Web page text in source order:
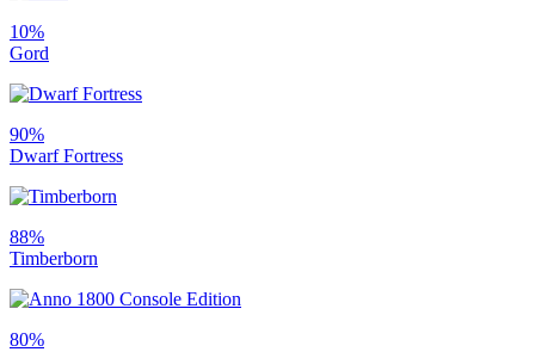
10%
Gord
90%
Dwarf Fortress
88%
Timberborn
80%